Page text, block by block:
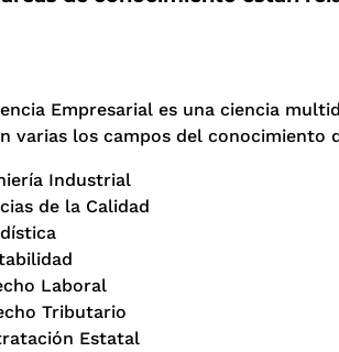
Empresarial es una ciencia
varias los campos del conocimiento
Industrial
de la Calidad
Laboral
Tributario
Estatal